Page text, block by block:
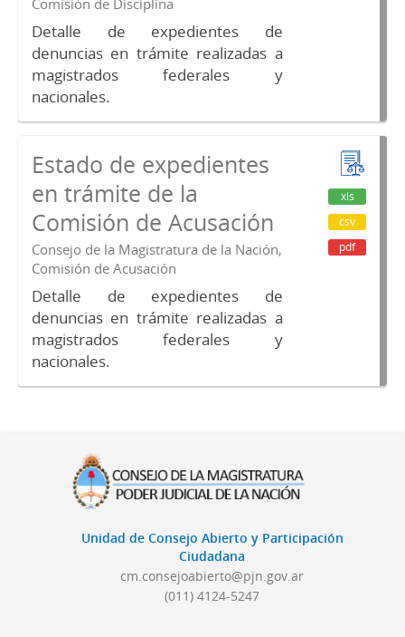
Comisión de Disciplina
Detalle de expedientes de
denuncias en trámite realizadas a
magistrados federales y
nacionales.
Estado de expedientes
en trámite de la
Comisión de Acusación
Consejo de la Magistratura de la Nación,
Comisión de Acusación
Detalle de expedientes de
denuncias en trámite realizadas a
magistrados federales y
nacionales.
xls
csv
pdf
Unidad de Consejo Abierto y Participación
Ciudadana
cm.consejoabierto@pjn.gov.ar
(011) 4124-5247